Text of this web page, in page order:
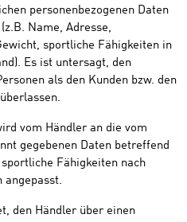
personenbezogenen Daten
Name, Adresse,
sportliche Fähigkeiten in
Es ist untersagt, den
als den Kunden bzw. den
vom Händler an die vom
gegebenen Daten betreffend
Fähigkeiten nach
angepasst.
den Händler über einen